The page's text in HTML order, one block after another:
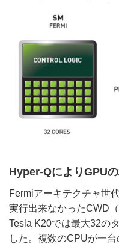
Hyper-QによりGPU
Fermiアーキテクチャ世
実行出来なかったCWD
Tesla K20では最大32の
した。複数のCPUが一